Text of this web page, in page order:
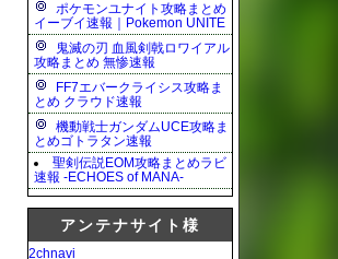
ポケモンユナイト攻略まとめ
イーブイ速報｜Pokemon UNITE
鬼滅の刃 血風剣戟ロワイアル
攻略まとめ 無惨速報
FF7エバークライシス攻略ま
とめ クラウド速報
機動戦士ガンダムUCE攻略ま
とめゴトラタン速報
聖剣伝説EOM攻略まとめラビ
速報 -ECHOES of MANA-
アンテナサイト様
2chnavi